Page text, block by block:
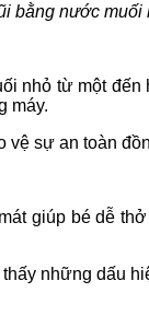
bằng nước muối
từ một
máy.
vệ sự an toàn
giúp bé dễ
những dấu